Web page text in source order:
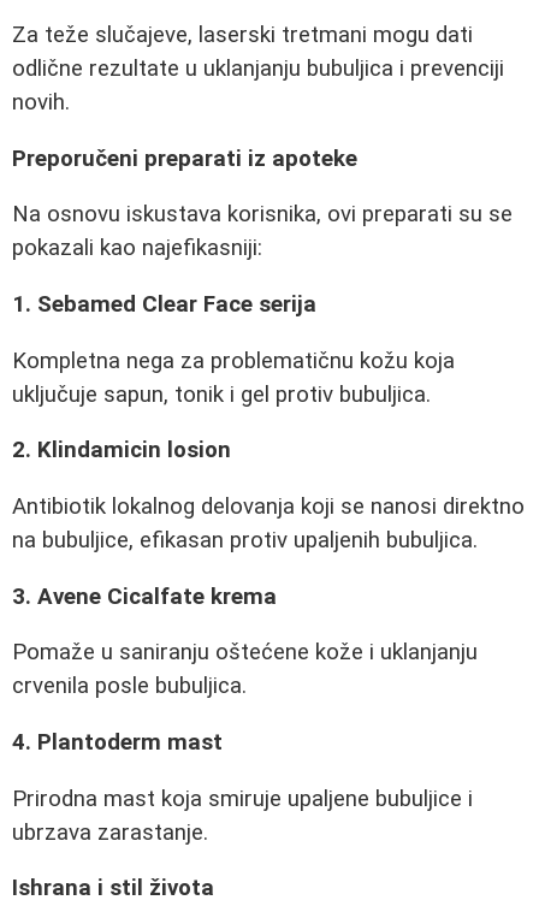
Za teže slučajeve, laserski tretmani mogu dati
odlične rezultate u uklanjanju bubuljica i prevenciji
novih.
Preporučeni preparati iz apoteke
Na osnovu iskustava korisnika, ovi preparati su se
pokazali kao najefikasniji:
1. Sebamed Clear Face serija
Kompletna nega za problematičnu kožu koja
uključuje sapun, tonik i gel protiv bubuljica.
2. Klindamicin losion
Antibiotik lokalnog delovanja koji se nanosi direktno
na bubuljice, efikasan protiv upaljenih bubuljica.
3. Avene Cicalfate krema
Pomaže u saniranju oštećene kože i uklanjanju
crvenila posle bubuljica.
4. Plantoderm mast
Prirodna mast koja smiruje upaljene bubuljice i
ubrzava zarastanje.
Ishrana i stil života